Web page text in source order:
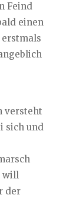
Feind
einen
versteht
sich und
will
der